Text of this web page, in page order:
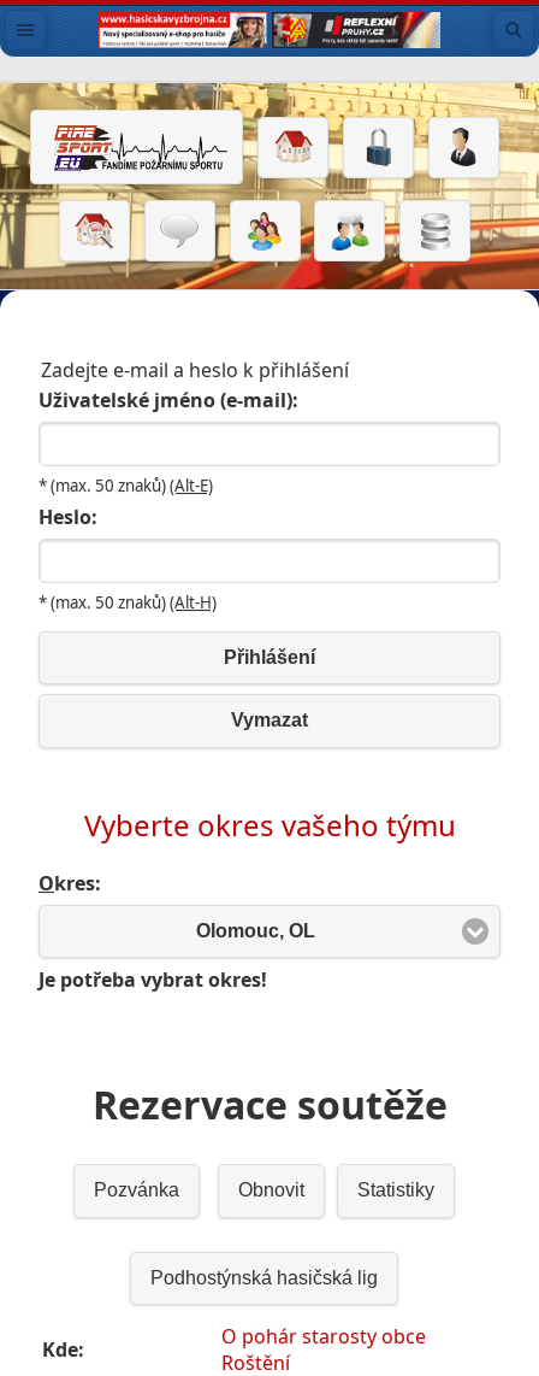
Zadejte e-mail a heslo k přihlášení
Uživatelské jméno (e-mail):
* (max. 50 znaků)(Alt-E)
Heslo:
* (max. 50 znaků)(Alt-H)
Přihlášení
Vymazat
Vyberte okres vašeho týmu
Okres:
Olomouc, OL
Je potřeba vybrat okres!
Rezervace soutěže
Pozvánka Obnovit Statistiky
Podhostýnská hasičská lig
Kde:
O pohár starosty obce
Roštění